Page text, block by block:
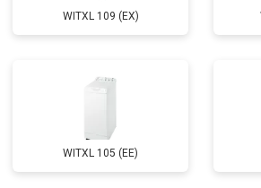
Замена заливного клапана
Замена прессостата от
Замена сливного шланга от
WITXL 109 (EX)
WITXL 105 (EE)